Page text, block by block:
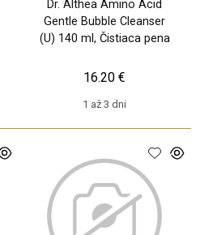
Dr. Althea Amino Acid
Gentle Bubble Cleanser
(U) 140 ml, Čistiaca pena
1 až 3 dni
16.20 €